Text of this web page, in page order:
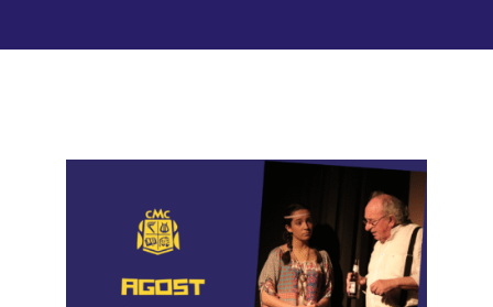
Àrea de Socis